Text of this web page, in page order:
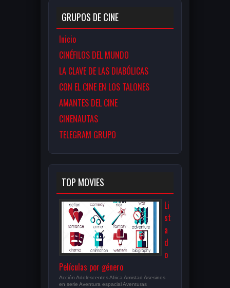
GRUPOS DE CINE
Inicio
CINÉFILOS DEL MUNDO
LA CLAVE DE LAS DIABÓLICAS
CON EL CINE EN LOS TALONES
AMANTES DEL CINE
CINENAUTAS
TELEGRAM GRUPO
TOP MOVIES
Li
st
a
d
o
Películas por género
Acción Adolescentes Africa Amistad Asesinos
en serie Aventura espacial Aventuras